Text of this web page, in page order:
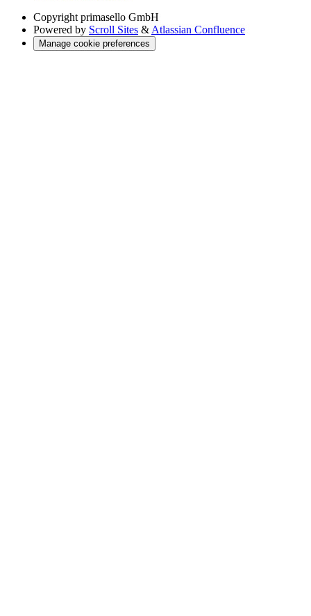
Copyright primasello GmbH
Powered by Scroll Sites & Atlassian Confluence
Manage cookie preferences